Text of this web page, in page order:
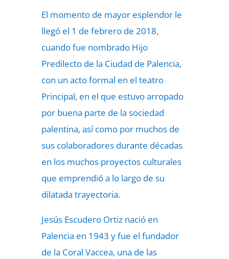
El momento de mayor esplendor le
llegó el 1 de febrero de 2018,
cuando fue nombrado Hijo
Predilecto de la Ciudad de Palencia,
con un acto formal en el teatro
Principal, en el que estuvo arropado
por buena parte de la sociedad
palentina, así como por muchos de
sus colaboradores durante décadas
en los muchos proyectos culturales
que emprendió a lo largo de su
dilatada trayectoria.
Jesús Escudero Ortiz nació en
Palencia en 1943 y fue el fundador
de la Coral Vaccea, una de las